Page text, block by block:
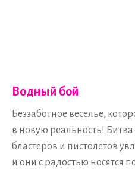
Водный бой
Беззаботное веселье,
в новую реальность!
бластеров и пистолетов
и они с радостью носятся